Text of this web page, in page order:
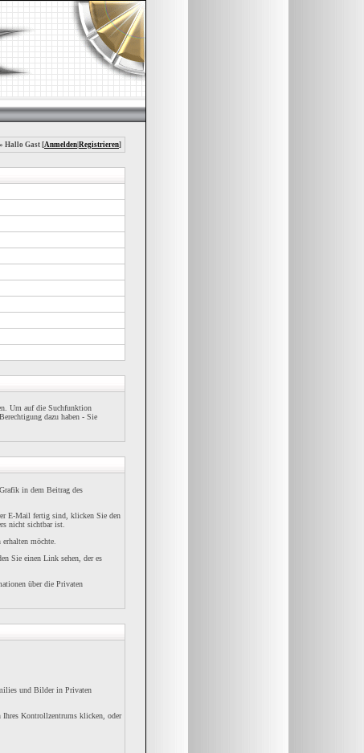
» Hallo Gast [Anmelden Registrieren]
Um auf die Suchfunktion
dazu haben - Sie
Grafik in dem Beitrag des
E-Mail fertig sind, klicken Sie den
nicht sichtbar ist.
möchte.
Sie einen Link sehen, der es
über die Privaten
und Bilder in Privaten
Kontrollzentrums klicken, oder